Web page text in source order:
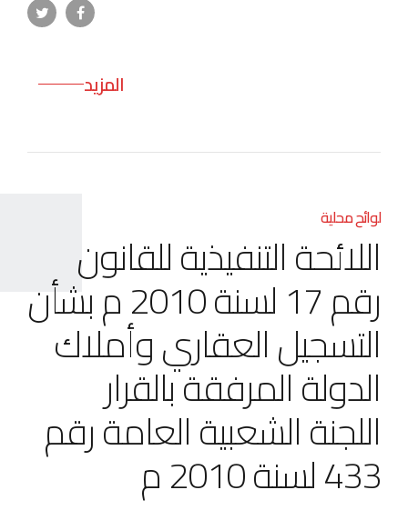
المزيد
لوائح محلية
اللائحة التنفيذية للقانون
رقم 17 لسنة 2010 م بشأن
التسجيل العقاري وأملاك
الدولة المرفقة بالقرار
اللجنة الشعبية العامة رقم
433 لسنة 2010 م